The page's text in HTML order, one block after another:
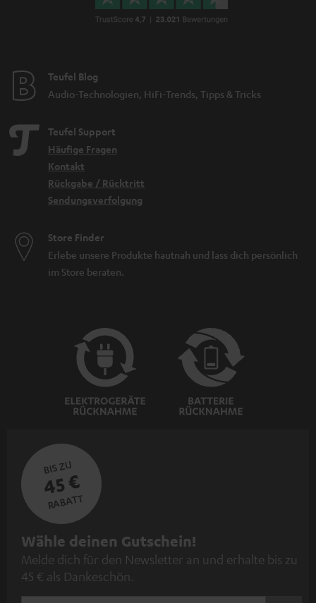
Teufel Blog
Audio-Technologien, HiFi-Trends, Tipps & Tricks
Teufel Support
Häufige Fragen
Kontakt
Rückgabe / Rücktritt
Sendungsverfolgung
Store Finder
Erlebe unsere Produkte hautnah und lass dich persönlich
im Store beraten.
BIS ZU
45 €
RABATT
N
e
w
Wähle deinen Gutschein!
Melde dich für den Newsletter an und erhalte bis zu
45 € als Dankeschön.